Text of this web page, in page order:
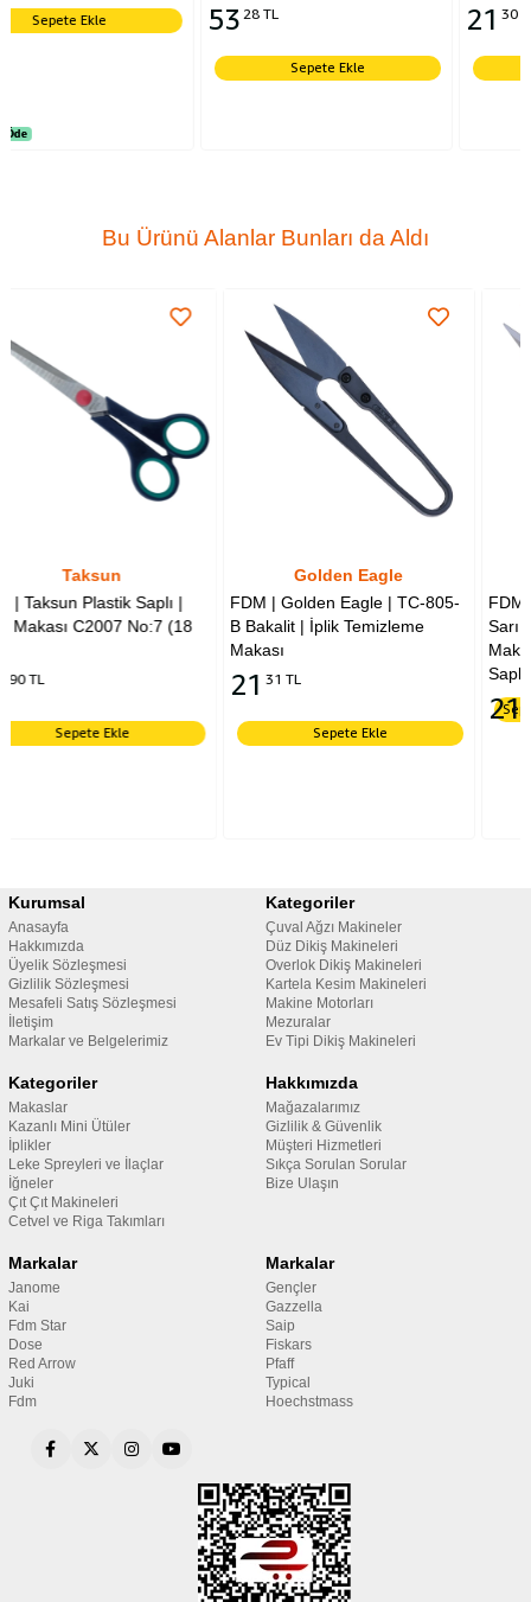
5328 TL
Sepete Ekle Sepete Ekle
Bu Ürünü Alanlar Bunları da Aldı
|
(18
FDM | Golden Eagle | TC-805-
B Bakalit | İplik Temizleme
Sepete Ekle
Golden Eagle
FDM Golden Eagle TC-
Sarı Parmaklı İplik
Makası 12 cm Yaylı Plastik
Kurumsal
Anasayfa
Hakkımızda
Üyelik Sözleşmesi
Gizlilik Sözleşmesi
Mesafeli Satış Sözleşmesi
İletişim
Markalar ve Belgelerimiz
Kategoriler
Çuval Ağzı Makineler
Düz Dikiş Makineleri
Overlok Dikiş Makineleri
Kartela Kesim Makineleri
Makine Motorları
Mezuralar
Ev Tipi Dikiş Makineleri
Kategoriler
Makaslar
Kazanlı Mini Ütüler
İplikler
Leke Spreyleri ve İlaçlar
İğneler
Çıt Çıt Makineleri
Cetvel ve Riga Takımları
Hakkımızda
Mağazalarımız
Gizlilik & Güvenlik
Müşteri Hizmetleri
Sıkça Sorulan Sorular
Bize Ulaşın
Markalar
Janome
Kai
Fdm Star
Dose
Red Arrow
Juki
Fdm
Markalar
Gençler
Gazzella
Saip
Fiskars
Pfaff
Typical
Hoechstmass